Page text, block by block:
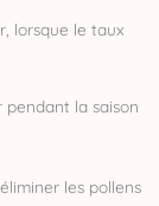
lorsque le taux
pendant la saison
les pollens